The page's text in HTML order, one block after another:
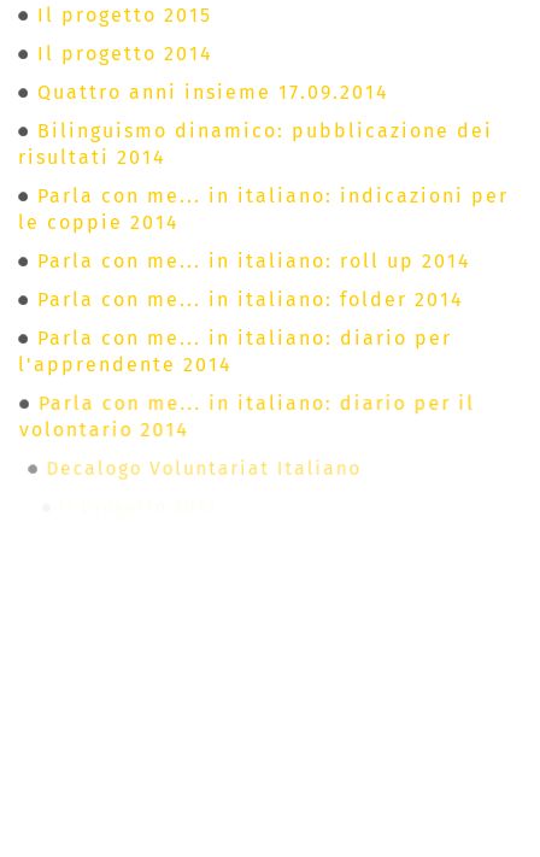
Il progetto 2015
Il progetto 2014
Quattro anni insieme 17.09.2014
Bilinguismo dinamico: pubblicazione dei
risultati 2014
Parla con me... in italiano: indicazioni per
le coppie 2014
Parla con me... in italiano: roll up 2014
Parla con me... in italiano: folder 2014
Parla con me... in italiano: diario per
l'apprendente 2014
Parla con me... in italiano: diario per il
volontario 2014
Decalogo Voluntariat Italiano